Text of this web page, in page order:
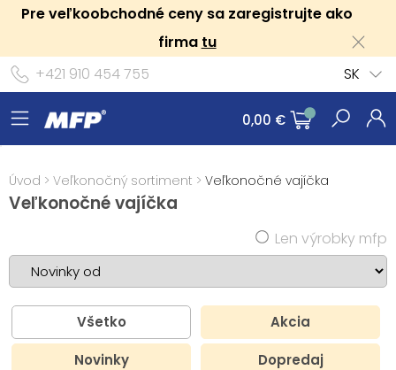
Pre veľkoobchodné ceny sa zaregistrujte ako
firma tu
+421 910 454 755
SK
0,00 €
Úvod > Veľkonočný sortiment > Veľkonočné vajíčka
Veľkonočné vajíčka
Len výrobky mfp
Všetko Akcia
Novinky Dopredaj